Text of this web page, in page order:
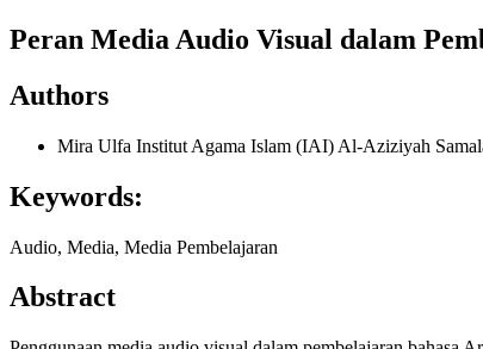
Peran Media Audio Visual dalam
Authors
Mira Ulfa Institut Agama Islam (IAI) Al-Aziziyah
Keywords:
Audio, Media, Media Pembelajaran
Abstract